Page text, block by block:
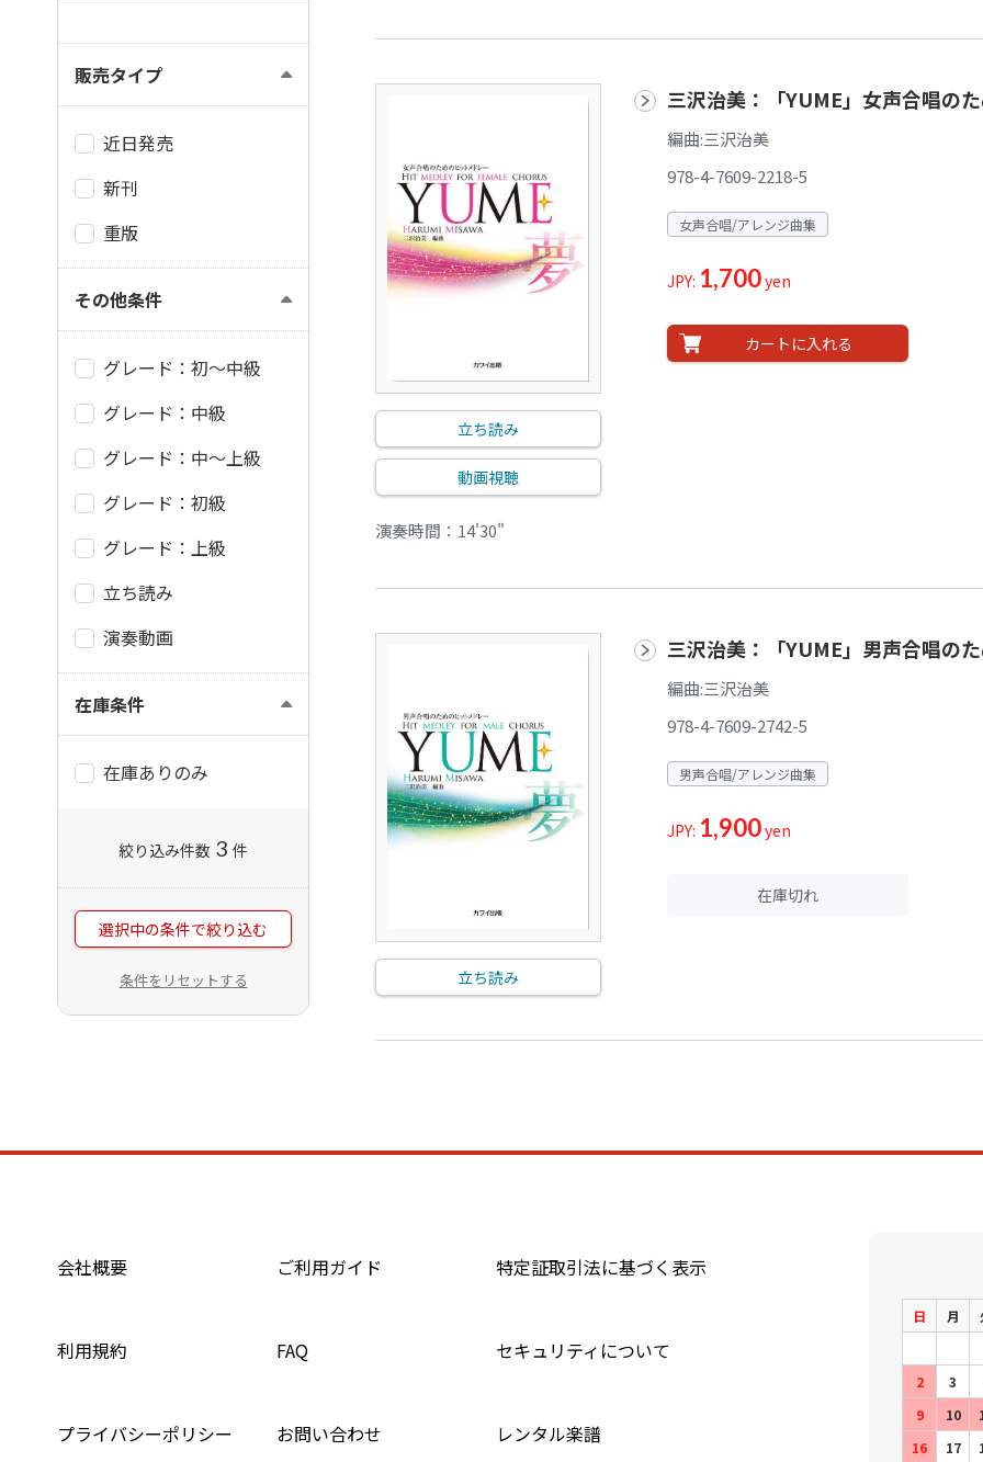
立ち読み
動画視聴
演奏時間：14'30"
三沢治美：「YUME」女声合唱の
編曲:三沢治美
978-4-7609-2218-5
女声合唱/アレンジ曲集
JPY: 1,700yen
カートに入れる
立ち読み
三沢治美：「YUME」男声合唱の
編曲:三沢治美
978-4-7609-2742-5
男声合唱/アレンジ曲集
JPY: 1,900yen
在庫切れ
販売タイプ
近日発売
新刊
重版
その他条件
グレード：初～中級
グレード：中級
グレード：中～上級
グレード：初級
グレード：上級
立ち読み
演奏動画
在庫条件
在庫ありのみ
絞り込み件数 3 件
選択中の条件で絞り込む
条件をリセットする
会社概要 ご利用ガイド 特定証取引法に基づく表示
利用規約 FAQ セキュリティについて
プライバシーポリシー お問い合わせ レンタル楽譜
日 月
2
3
9
10
16
17